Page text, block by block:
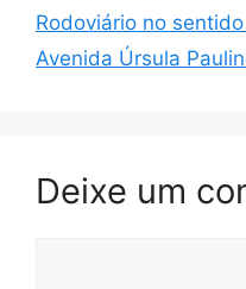
Rodoviário no
Avenida Úrsula
Deixe um